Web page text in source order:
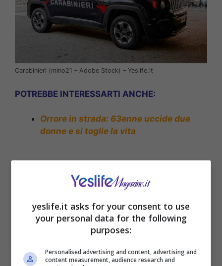
Carabinieri (mino21 – Adobe Stock) – Yeslife.it
POTREBBE INTERESSARTI ANCHE:
Orrore in strada: 63enne uccide due
donne e si toglie la vita
yeslife.it asks for your consent to use
your personal data for the following
purposes:
Personalised advertising and content, advertising and
content measurement, audience research and